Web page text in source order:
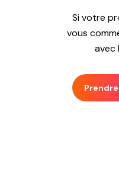
Si votre
vous
avec